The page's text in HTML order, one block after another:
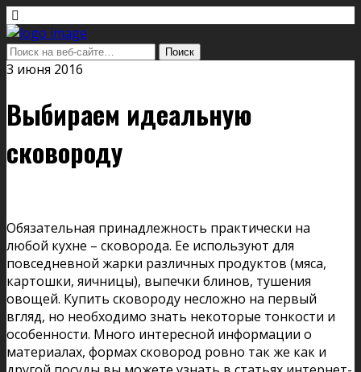
3 июня 2016
Выбираем идеальную
сковороду
Обязательная принадлежность практически на
любой кухне – сковорода. Ее используют для
повседневной жарки различных продуктов (мяса,
картошки, яичницы), выпечки блинов, тушения
овощей. Купить сковороду несложно на первый
вгляд, но необходимо знать некоторые тонкости и
особенности. Много интересной информации о
материалах, формах сковород ровно так же как и